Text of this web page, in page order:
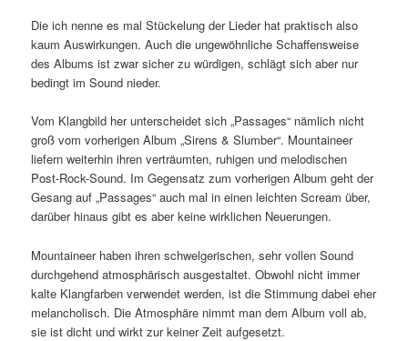
Die ich nenne es mal Stückelung der Lieder hat praktisch also
kaum Auswirkungen. Auch die ungewöhnliche Schaffensweise
des Albums ist zwar sicher zu würdigen, schlägt sich aber nur
bedingt im Sound nieder.
Vom Klangbild her unterscheidet sich „Passages“ nämlich nicht
groß vom vorherigen Album „Sirens & Slumber“. Mountaineer
liefern weiterhin ihren verträumten, ruhigen und melodischen
Post-Rock-Sound. Im Gegensatz zum vorherigen Album geht der
Gesang auf „Passages“ auch mal in einen leichten Scream über,
darüber hinaus gibt es aber keine wirklichen Neuerungen.
Mountaineer haben ihren schwelgerischen, sehr vollen Sound
durchgehend atmosphärisch ausgestaltet. Obwohl nicht immer
kalte Klangfarben verwendet werden, ist die Stimmung dabei eher
melancholisch. Die Atmosphäre nimmt man dem Album voll ab,
sie ist dicht und wirkt zur keiner Zeit aufgesetzt.